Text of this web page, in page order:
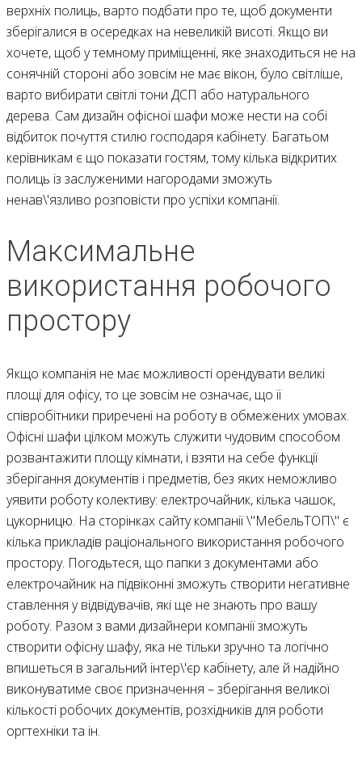
верхніх полиць, варто подбати про те, щоб документи
зберігалися в осередках на невеликій висоті. Якщо ви
хочете, щоб у темному приміщенні, яке знаходиться не на
сонячній стороні або зовсім не має вікон, було світліше,
варто вибирати світлі тони ДСП або натурального
дерева. Сам дизайн офісної шафи може нести на собі
відбиток почуття стилю господаря кабінету. Багатьом
керівникам є що показати гостям, тому кілька відкритих
полиць із заслуженими нагородами зможуть
ненав\'язливо розповісти про успіхи компанії.
Максимальне
використання робочого
простору
Якщо компанія не має можливості орендувати великі
площі для офісу, то це зовсім не означає, що її
співробітники приречені на роботу в обмежених умовах.
Офісні шафи цілком можуть служити чудовим способом
розвантажити площу кімнати, і взяти на себе функції
зберігання документів і предметів, без яких неможливо
уявити роботу колективу: електрочайник, кілька чашок,
цукорницю. На сторінках сайту компанії \"МебельТОП\" є
кілька прикладів раціонального використання робочого
простору. Погодьтеся, що папки з документами або
електрочайник на підвіконні зможуть створити негативне
ставлення у відвідувачів, які ще не знають про вашу
роботу. Разом з вами дизайнери компанії зможуть
створити офісну шафу, яка не тільки зручно та логічно
впишеться в загальний інтер\'єр кабінету, але й надійно
виконуватиме своє призначення – зберігання великої
кількості робочих документів, розхідників для роботи
оргтехніки та ін.